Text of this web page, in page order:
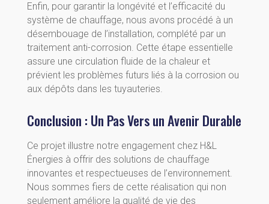
Enfin, pour garantir la longévité et l’efficacité du
système de chauffage, nous avons procédé à un
désembouage de l’installation, complété par un
traitement anti-corrosion. Cette étape essentielle
assure une circulation fluide de la chaleur et
prévient les problèmes futurs liés à la corrosion ou
aux dépôts dans les tuyauteries.
Conclusion : Un Pas Vers un Avenir Durable
Ce projet illustre notre engagement chez H&L
Énergies à offrir des solutions de chauffage
innovantes et respectueuses de l’environnement.
Nous sommes fiers de cette réalisation qui non
seulement améliore la qualité de vie des